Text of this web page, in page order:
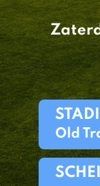
Old